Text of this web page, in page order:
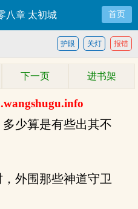
八章 太初城 首页
报错
关灯
护眼
下一页 进书架
少算是有些出其不
外围那些神道守卫